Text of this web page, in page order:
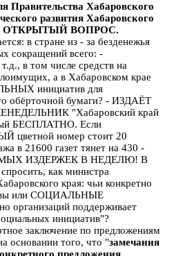
Правительства Хабаровского
развития Хабаровского
- ОТКРЫТЫЙ ВОПРОС.
в стране из - за безденежья
сокращений всего: -
в том числе средств на
а в Хабаровском крае
инициатив для
обёрточной бумаги? - ИЗДАЁТ
"Хабаровский край
БЕСПЛАТНО. Если
цветной номер стоит 20
в 21600 газет тянет на 430 -
ИЗДЕРЖЕК В НЕДЕЛЮ! В
как министра
края: чьи конкретно
или СОЦИАЛЬНЫЕ
организаций поддерживает
инициатив"?
заключение по предложениям
основании того, что "замечания